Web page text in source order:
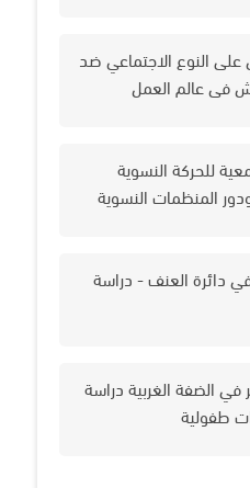
على النوع الاجتماعي ضد
في عالم العمل
للحركة النسوية
المنظمات النسوية
دائرة العنف - دراسة
في الضفة الغربية دراسة
طفولية